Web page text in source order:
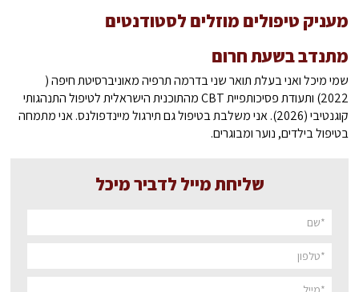
מעניק טיפולים מוזלים לסטודנטים
מתנדב בשעת חרום
שמי מיכל ואני בעלת תואר שני בדרמה תרפיה מאוניברסיטת חיפה (
2022) ותעודת פסיכותפיית CBT מהתוכנית הישראלית לטיפול התנהגותי
קוגנטיבי (2026). אני משלבת בטיפול גם תירגול מיינדפולנס. אני מתמחה
בטיפול בילדים, נוער ומבוגרים.
שליחת מייל לדביר מיכל